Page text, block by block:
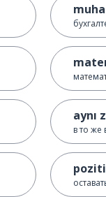
aynı
в то